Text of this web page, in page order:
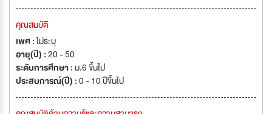
คุณสมบัติ
เพศ :ไม่ระบุ
อายุ(ปี) :20 - 50
ระดับการศึกษา :ม.6 ขึ้นไป
ประสบการณ์(ปี) :0 - 10 ปีขึ้นไป